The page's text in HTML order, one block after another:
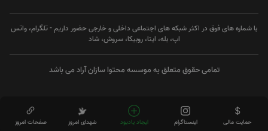
با شماره های فوق در اکثر شبکه های اجتماعی داخلی و خارجی حضور داریم - تلگرام، واتس
اپ، بله، ایتا، روبیکا، سروش، شاد
تمامی حقوق متعلق به موسسه محتوا سازان آراد می باشد
حمایت مالی اینستاگرام ایجاد یادبود شهدای امروز صفحات امروز